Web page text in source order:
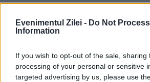
Evenimentul Zilei - Do Not
Information
If you wish to opt-out of the sale, sharing
processing of your personal or sensitive
targeted advertising by us, please use